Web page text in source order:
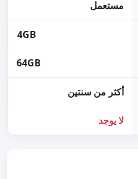
مستعمل
4GB
64GB
أكثر من سنتين
لا يوجد